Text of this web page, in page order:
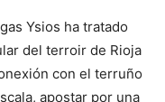
Ysios ha tratado
del terroir de Rioja
con el terruño
apostar por una